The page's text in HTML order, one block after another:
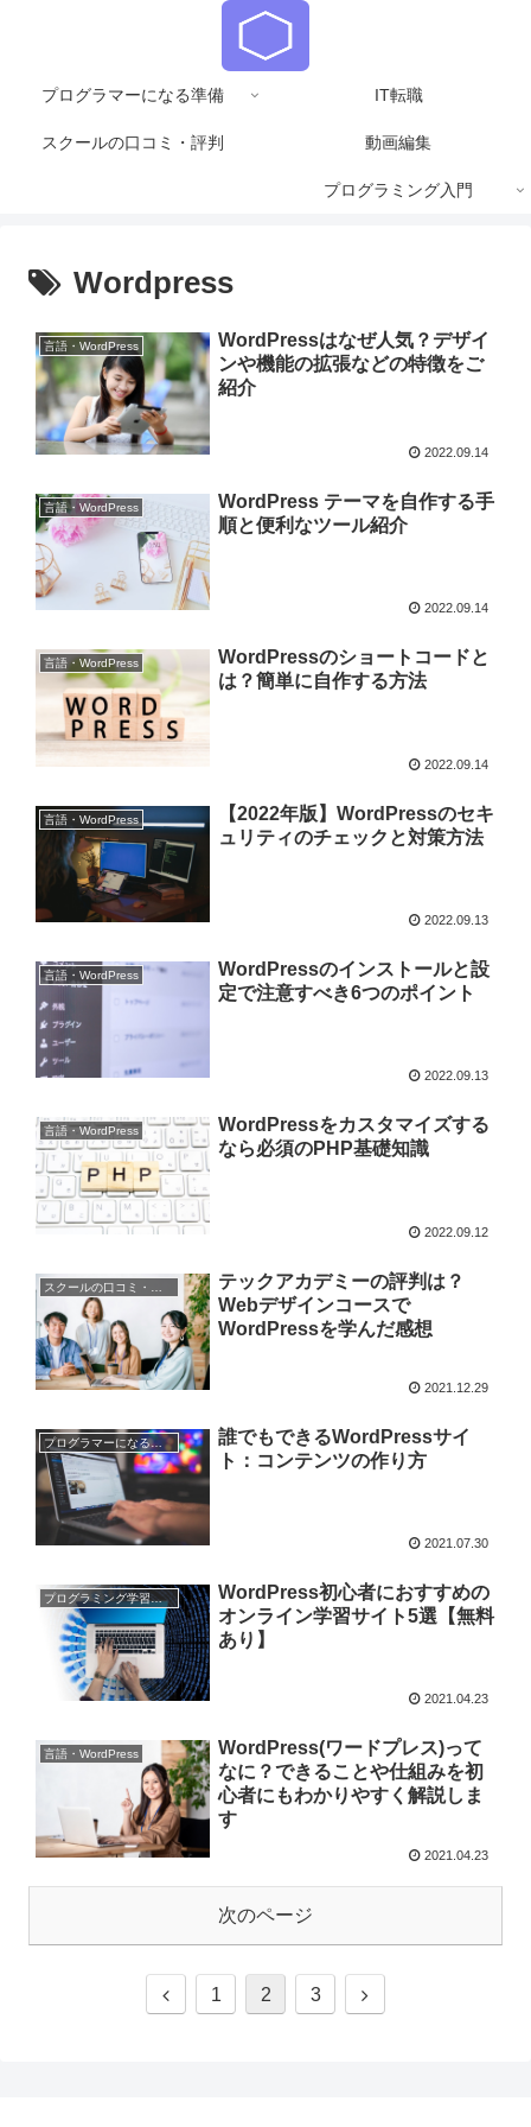
プログラマーになる準備 IT転職
スクールの口コミ・評判 動画編集
プログラミング入門
Wordpress
言語・WordPress
WordPressはなぜ人気？デザイ
ンや機能の拡張などの特徴をご
紹介
2022.09.14
言語・WordPress
WordPress テーマを自作する手
順と便利なツール紹介
2022.09.14
言語・WordPress
WordPressのショートコードと
は？簡単に自作する方法
2022.09.14
言語・WordPress
【2022年版】WordPressのセキ
ュリティのチェックと対策方法
2022.09.13
言語・WordPress
WordPressのインストールと設
定で注意すべき6つのポイント
2022.09.13
言語・WordPress
WordPressをカスタマイズする
なら必須のPHP基礎知識
2022.09.12
テックアカデミーの評判は？
Webデザインコースで
WordPressを学んだ感想
2021.12.29
プログラマーになる準備
誰でもできるWordPressサイ
ト：コンテンツの作り方
2021.07.30
プログラミング学習サイト
WordPress初心者におすすめの
オンライン学習サイト5選【無料
あり】
2021.04.23
言語・WordPress
WordPress(ワードプレス)って
なに？できることや仕組みを初
心者にもわかりやすく解説しま
す
2021.04.23
次のページ
1 2 3